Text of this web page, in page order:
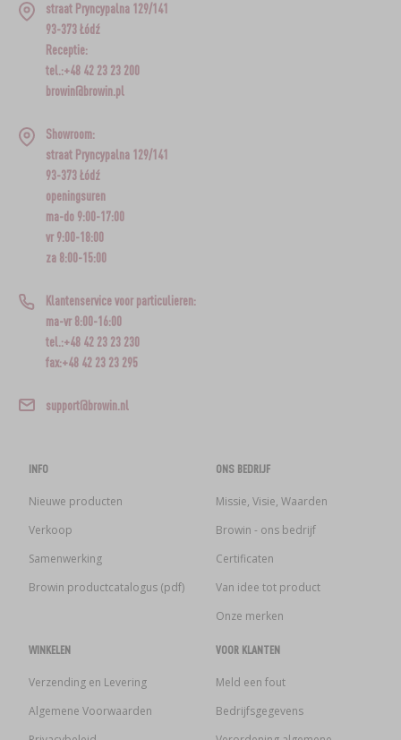
straat Pryncypalna 129/141
93-373 Łódź
Receptie:
tel.:+48 42 23 23 200
browin@browin.pl
Showroom:
straat Pryncypalna 129/141
93-373 Łódź
openingsuren
ma-do 9:00-17:00
vr 9:00-18:00
za 8:00-15:00
Klantenservice voor particulieren:
ma-vr 8:00-16:00
tel.:+48 42 23 23 230
fax:+48 42 23 23 295
support@browin.nl
INFO
Nieuwe producten
Verkoop
Samenwerking
Browin productcatalogus (pdf)
ONS BEDRIJF
Missie, Visie, Waarden
Browin - ons bedrijf
Certificaten
Van idee tot product
Onze merken
WINKELEN
Verzending en Levering
Algemene Voorwaarden
VOOR KLANTEN
Meld een fout
Bedrijfsgegevens